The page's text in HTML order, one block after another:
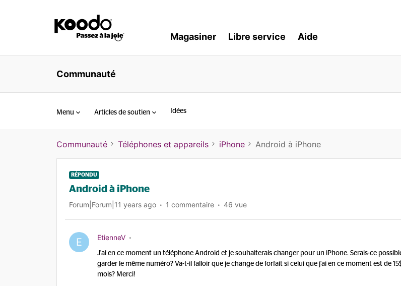
Magasiner Libre service Aide
Communauté
Menu Articles de soutien Idées
Communauté Téléphones et appareils iPhone Android à iPhone
RÉPONDU
Android à iPhone
Forum|Forum|11 years ago 1 commentaire 46 vue
E EtienneV
J'ai en ce moment un téléphone Android et je souhaiterais changer pour un iPhone. Serais-ce
garder le même numéro? Va-t-il falloir que je change de forfait si celui que j'ai en ce moment est de
mois? Merci!